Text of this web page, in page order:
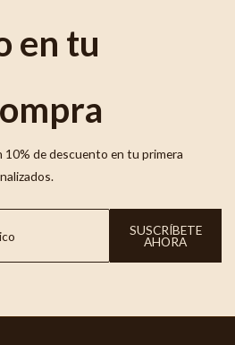
en tu
de descuento en tu primera
SUSCRÍBETE
AHORA